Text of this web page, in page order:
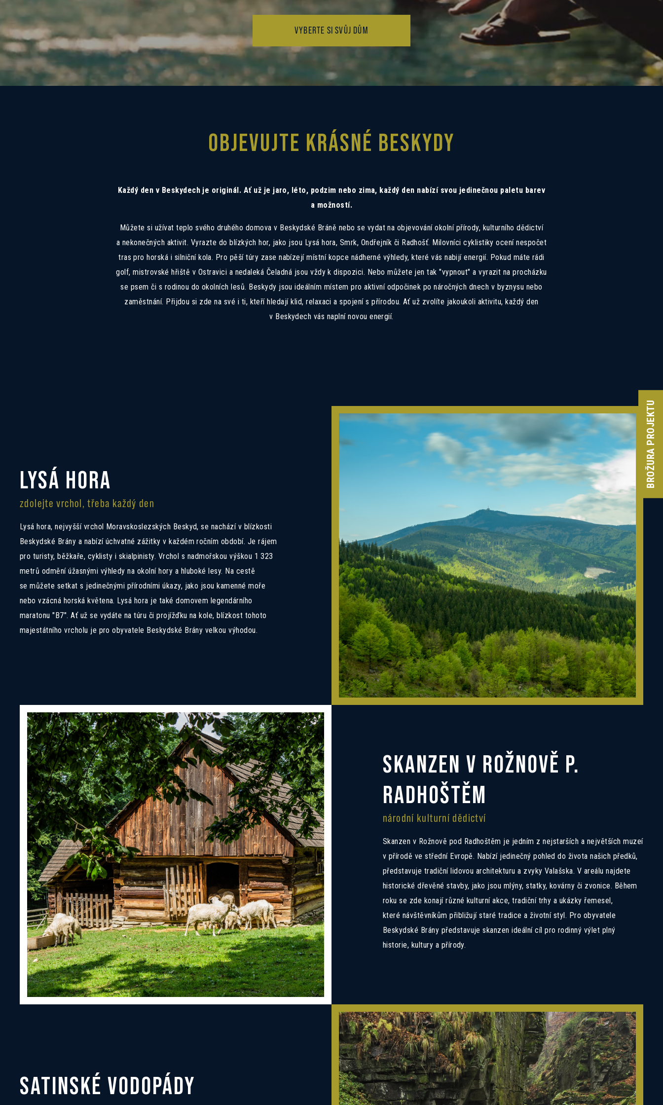
VYBERTE SI SVŮJ DŮM
OBJEVUJTE KRÁSNÉ BESKYDY
Každý den v Beskydech je originál. Ať už je jaro, léto, podzim nebo zima, každý den nabízí svou jedinečnou paletu barev
a možností.
Můžete si užívat teplo svého druhého domova v Beskydské Bráně nebo se vydat na objevování okolní přírody, kulturního dědictví
a nekonečných aktivit. Vyrazte do blízkých hor, jako jsou Lysá hora, Smrk, Ondřejník či Radhošť. Milovníci cyklistiky ocení nespočet
tras pro horská i silniční kola. Pro pěší túry zase nabízejí místní kopce nádherné výhledy, které vás nabijí energií. Pokud máte rádi
golf, mistrovské hřiště v Ostravici a nedaleká Čeladná jsou vždy k dispozici. Nebo můžete jen tak "vypnout" a vyrazit na procházku
se psem či s rodinou do okolních lesů. Beskydy jsou ideálním místem pro aktivní odpočinek po náročných dnech v byznysu nebo
zaměstnání. Přijdou si zde na své i ti, kteří hledají klid, relaxaci a spojení s přírodou. Ať už zvolíte jakoukoli aktivitu, každý den
v Beskydech vás naplní novou energií.
LYSÁ HORA
zdolejte vrchol, třeba každý den
Lysá hora, nejvyšší vrchol Moravskoslezských Beskyd, se nachází v blízkosti
Beskydské Brány a nabízí úchvatné zážitky v každém ročním období. Je rájem
pro turisty, běžkaře, cyklisty i skialpinisty. Vrchol s nadmořskou výškou 1 323
metrů odmění úžasnými výhledy na okolní hory a hluboké lesy. Na cestě
se můžete setkat s jedinečnými přírodními úkazy, jako jsou kamenné moře
nebo vzácná horská květena. Lysá hora je také domovem legendárního
maratonu "B7". Ať už se vydáte na túru či projížďku na kole, blízkost tohoto
majestátního vrcholu je pro obyvatele Beskydské Brány velkou výhodou.
SKANZEN V ROŽNOVĚ P.
RADHOŠTĚM
národní kulturní dědictví
Skanzen v Rožnově pod Radhoštěm je jedním z nejstarších a největších muzeí
v přírodě ve střední Evropě. Nabízí jedinečný pohled do života našich předků,
představuje tradiční lidovou architekturu a zvyky Valašska. V areálu najdete
historické dřevěné stavby, jako jsou mlýny, statky, kovárny či zvonice. Během
roku se zde konají různé kulturní akce, tradiční trhy a ukázky řemesel,
které návštěvníkům přibližují staré tradice a životní styl. Pro obyvatele
Beskydské Brány představuje skanzen ideální cíl pro rodinný výlet plný
historie, kultury a přírody.
SATINSKÉ VODOPÁDY
BROŽURA PROJEKTU
Souhlas se zpracováním osobních
údajů
Zanechte nám své kontaktní informace a naši prodejci
Mám zájem o dotovanou hypotéku 2,89%
Souhlasím se zasíláním informací
Informace o zpracováníosobních údajů.